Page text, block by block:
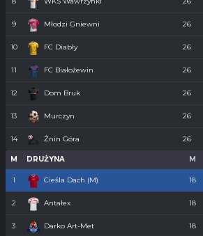
9 Młodzi Gniewni 26
10 FC Diabły 26
11 FC Białożewin 26
12 Dom Bruk 26
13 Murczyn 26
14 Żnin Góra 26
M DRUŻYNA M
1 Cieśla Dach (M) 18
2 Antałex 18
3 Darko Art-Met 18